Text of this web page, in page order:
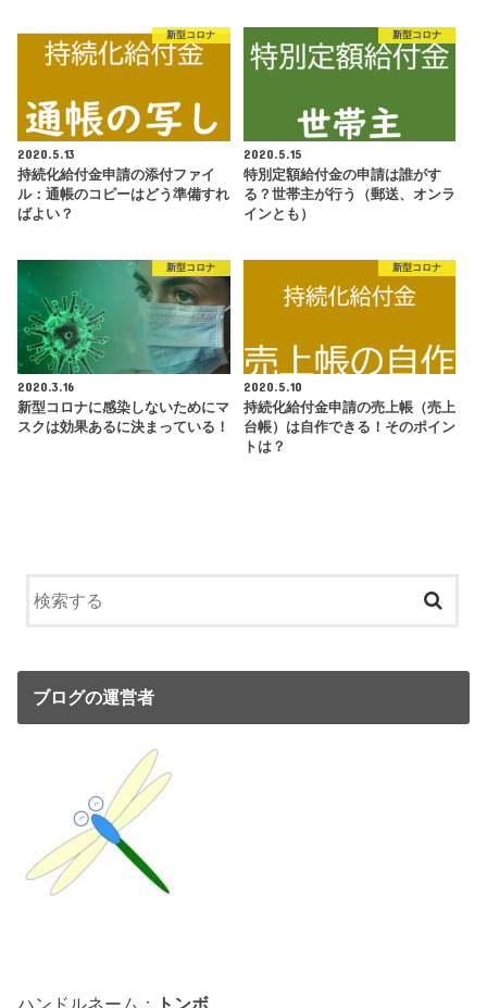
新型コロナ
2020.5.13
持続化給付金申請の添付ファイ
ル：通帳のコピーはどう準備すれ
ばよい？
新型コロナ
2020.5.15
特別定額給付金の申請は誰がす
る？世帯主が行う（郵送、オンラ
インとも）
新型コロナ
2020.3.16
新型コロナに感染しないためにマ
スクは効果あるに決まっている！
新型コロナ
2020.5.10
持続化給付金申請の売上帳（売上
台帳）は自作できる！そのポイン
トは？
ブログの運営者
ハンドルネーム： トンボ